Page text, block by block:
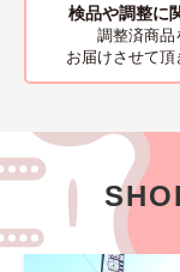
検品や調整に
調整済商品
お届けさせて頂